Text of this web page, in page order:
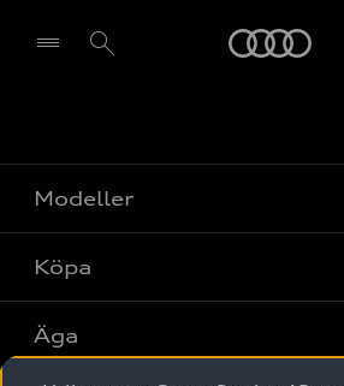
Modeller
Alla modeller
Elbilar
Köpa
Privaterbjudanden
Äga